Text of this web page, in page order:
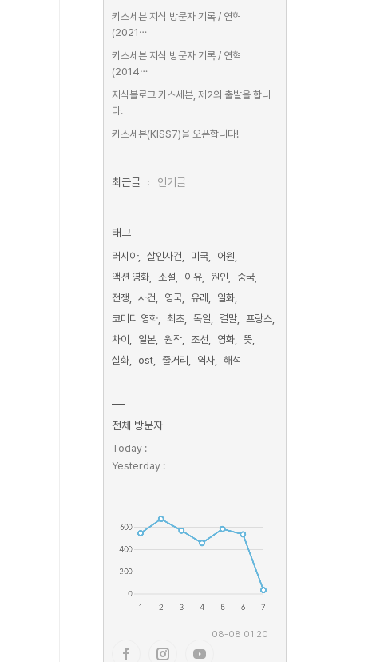
키스세븐 지식 방문자 기록 / 연혁
(2021⋯
키스세븐 지식 방문자 기록 / 연혁
(2014⋯
지식블로그 키스세븐, 제2의 출발을 합니
다.
키스세븐(KISS7)을 오픈합니다!
최근글 인기글
태그
러시아 살인사건 미국
어원
액션 영화
소설 이유 원인
중국
전쟁
사건 영국 유래
일화
코미디 영화
최초 독일 결말
프랑스
차이
일본 원작 조선 영화
뜻
실화
ost 줄거리 역사 해석
전체 방문자
Today :
Yesterday :
08-08 01:20